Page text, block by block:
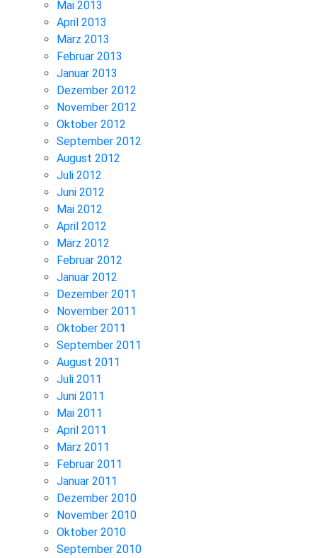
Mai 2013
April 2013
März 2013
Februar 2013
Januar 2013
Dezember 2012
November 2012
Oktober 2012
September 2012
August 2012
Juli 2012
Juni 2012
Mai 2012
April 2012
März 2012
Februar 2012
Januar 2012
Dezember 2011
November 2011
Oktober 2011
September 2011
August 2011
Juli 2011
Juni 2011
Mai 2011
April 2011
März 2011
Februar 2011
Januar 2011
Dezember 2010
November 2010
Oktober 2010
September 2010